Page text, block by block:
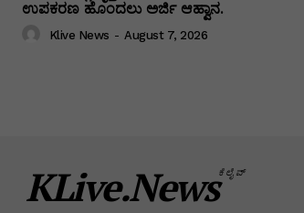
ಉಪಕರಣ ಹೊಂದಲು ಅರ್ಜಿ ಆಹ್ವಾನ.
Klive News - August 7, 2026
KLive.Newsಕೆಲೈವ್